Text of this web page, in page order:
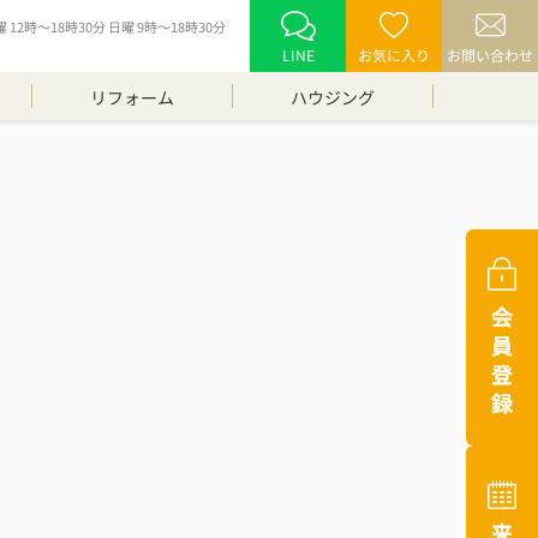
12時～18時30分 日曜 9時～18時30分
LINE お気に入り お問い合わせ
リフォーム ハウジング